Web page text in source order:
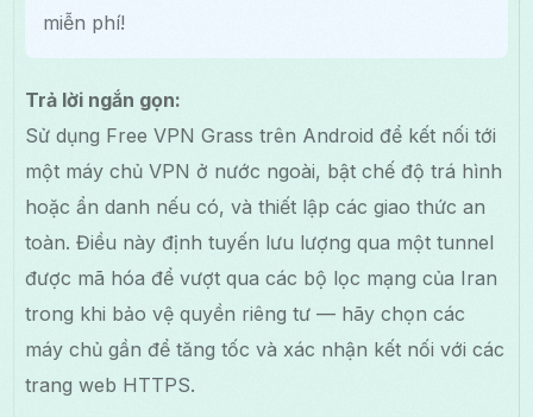
miễn phí!
Trả lời ngắn gọn:
Sử dụng Free VPN Grass trên Android để kết nối tới
một máy chủ VPN ở nước ngoài, bật chế độ trá hình
hoặc ẩn danh nếu có, và thiết lập các giao thức an
toàn. Điều này định tuyến lưu lượng qua một tunnel
được mã hóa để vượt qua các bộ lọc mạng của Iran
trong khi bảo vệ quyền riêng tư — hãy chọn các
máy chủ gần để tăng tốc và xác nhận kết nối với các
trang web HTTPS.